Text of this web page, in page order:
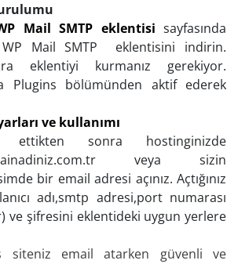
Mail SMTP eklentisi sayfasında
Mail SMTP eklentisini indirin.
eklentiyi kurmanız gerekiyor.
Plugins bölümünden aktif ederek
ve kullanımı
ettikten sonra hostinginizde
veya sizin
bir email adresi açınız. Açtığınız
adı,smtp adresi,port numarası
ve şifresini eklentideki uygun yerlere
siteniz email atarken güvenli ve